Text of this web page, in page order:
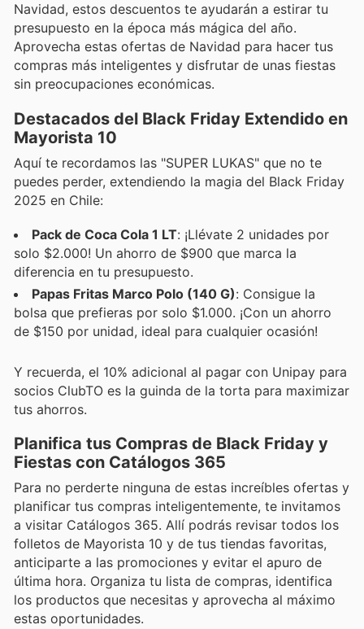
Navidad, estos descuentos te ayudarán a estirar tu
presupuesto en la época más mágica del año.
Aprovecha estas ofertas de Navidad para hacer tus
compras más inteligentes y disfrutar de unas fiestas
sin preocupaciones económicas.
Destacados del Black Friday Extendido en
Mayorista 10
Aquí te recordamos las "SUPER LUKAS" que no te
puedes perder, extendiendo la magia del Black Friday
2025 en Chile:
Pack de Coca Cola 1 LT: ¡Llévate 2 unidades por
solo $2.000! Un ahorro de $900 que marca la
diferencia en tu presupuesto.
Papas Fritas Marco Polo (140 G): Consigue la
bolsa que prefieras por solo $1.000. ¡Con un ahorro
de $150 por unidad, ideal para cualquier ocasión!
Y recuerda, el 10% adicional al pagar con Unipay para
socios ClubTO es la guinda de la torta para maximizar
tus ahorros.
Planifica tus Compras de Black Friday y
Fiestas con Catálogos 365
Para no perderte ninguna de estas increíbles ofertas y
planificar tus compras inteligentemente, te invitamos
a visitar Catálogos 365. Allí podrás revisar todos los
folletos de Mayorista 10 y de tus tiendas favoritas,
anticiparte a las promociones y evitar el apuro de
última hora. Organiza tu lista de compras, identifica
los productos que necesitas y aprovecha al máximo
estas oportunidades.